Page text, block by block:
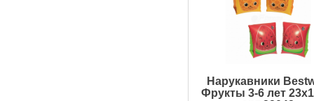
Нарукавники
Фрукты 3-6 лет